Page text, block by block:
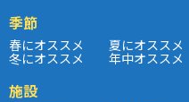
季節
春にオススメ 夏にオススメ
冬にオススメ 年中オススメ
施設